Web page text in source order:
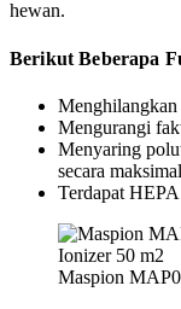
hewan.
Berikut Beberapa
Menghilangkan
Mengurangi
Menyaring
secara
Terdapat
Maspion